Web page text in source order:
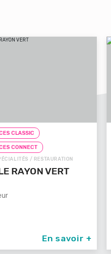
CLASSIC
CONNECT
/ RESTAURATION
RAYON VERT
En savoir +